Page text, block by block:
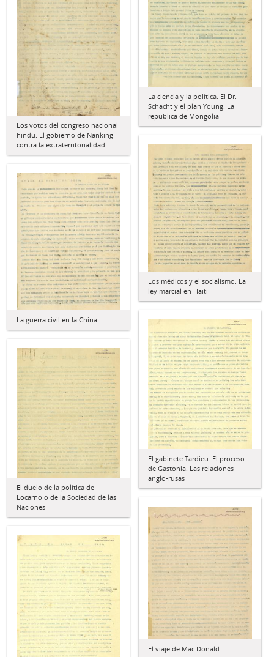
La ciencia y la política. El Dr.
Schacht y el plan Young. La
república de Mongolia
Los votos del congreso nacional
hindú. El gobierno de Nanking
contra la extraterritorialidad
Los médicos y el socialismo. La
ley marcial en Haití
La guerra civil en la China
El gabinete Tardieu. El proceso
de Gastonia. Las relaciones
anglo-rusas
El duelo de la política de
Locarno o de la Sociedad de las
Naciones
El viaje de Mac Donald